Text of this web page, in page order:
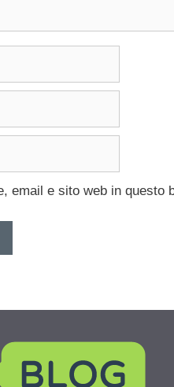
email e sito web in